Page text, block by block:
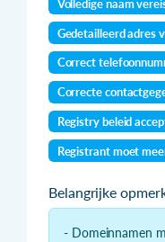
Volledige naam
Gedetailleerd adres
Correct
Correcte
Registry beleid
Registrant moet
Belangrijke
- Domeinnamen